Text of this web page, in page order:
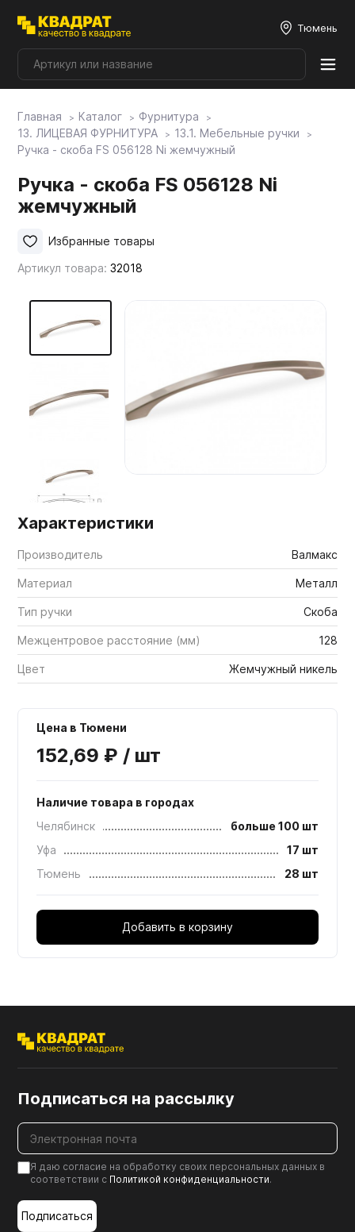
Тюмень
Плитные материалы
Мой ЭГГЕР
Фасады
Мебельные образцы, каталоги
Главная Каталог
Фурнитура
13. ЛИЦЕВАЯ ФУРНИТУРА
13.1. Мебельные ручки
Ручка - скоба FS 056128 Ni жемчужный
Ручка - скоба FS 056128 Ni
жемчужный
Артикул товара:32018
Избранные товары
Характеристики
Производитель Валмакс
Материал Металл
Тип ручки Скоба
Межцентровое расстояние (мм) 128
Цвет Жемчужный никель
Цена в Тюмени
152,69 ₽ / шт
Наличие товара в городах
Челябинск
больше 100 шт
Уфа
17 шт
Тюмень
28 шт
Добавить в корзину
Подписаться на рассылку
Я даю согласие на обработку своих персональных данных в
соответствии с Политикой конфиденциальности.
Подписаться